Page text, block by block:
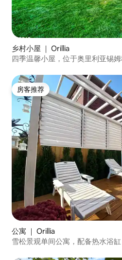
乡村小屋 ｜ Orillia
四季温馨小屋，位于奥里利亚锡
房客推荐
房客推荐
公寓 ｜ Orillia
雪松景观单间公寓，配备热水浴